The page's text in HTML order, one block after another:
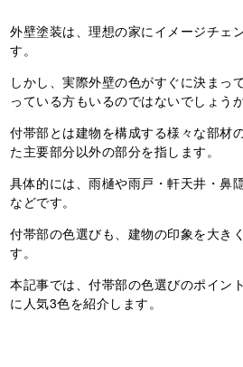
外壁塗装は、理想の家にイメージチェ
す。
しかし、実際外壁の色がすぐに決まっ
っている方もいるのではないでしょう
付帯部とは建物を構成する様々な部材
た主要部分以外の部分を指します。
具体的には、雨樋や雨戸・軒天井・鼻
などです。
付帯部の色選びも、建物の印象を大き
す。
本記事では、付帯部の色選びのポイン
に人気3色を紹介します。